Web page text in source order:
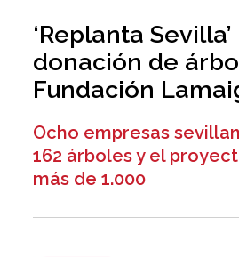
‘Replanta
donación de
Fundación
Ocho empresas
162 árboles y el
más de 1.000